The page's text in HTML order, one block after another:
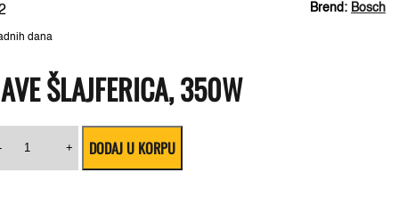
Brend: Bosch
dana
ŠLAJFERICA, 350W
GSS
AVE
+ DODAJ U KORPU